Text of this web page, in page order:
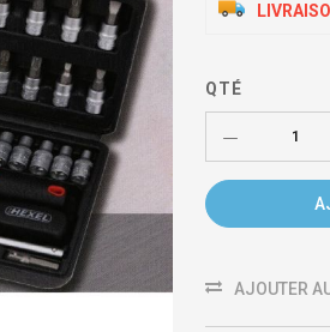
QTÉ
AJOUTER